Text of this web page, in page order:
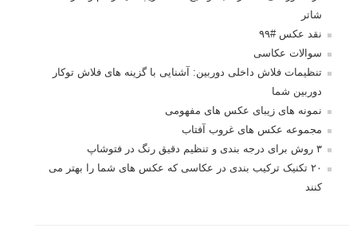
شاتر
نقد عکس #۹۹
سوالات عکاسی
تنظیمات فلاش داخلی دوربین: آشنایی با گزینه های فلاش توکار
دوربین شما
نمونه های زیبای عکس های مفهومی
مجموعه عکس های غروب آفتاب
۳ روش برای درجه بندی و تنظیم دقیق رنگ در فتوشاپ
۲۰ تکنیک ترکیب بندی در عکاسی که عکس های شما را بهتر می
کنند